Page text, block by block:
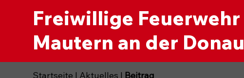
Freiwillige Feuerwehr
Mautern an der Donau
Startseite | Aktuelles | Beitrag